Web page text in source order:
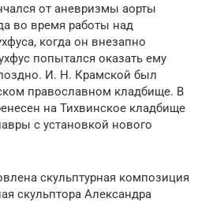
от аневризмы аорты
во время работы над
когда он внезапно
попытался оказать ему
И. Н. Крамской был
православном кладбище. В
на Тихвинское кладбище
с установкой нового
скульптурная композиция
скульптора Александра